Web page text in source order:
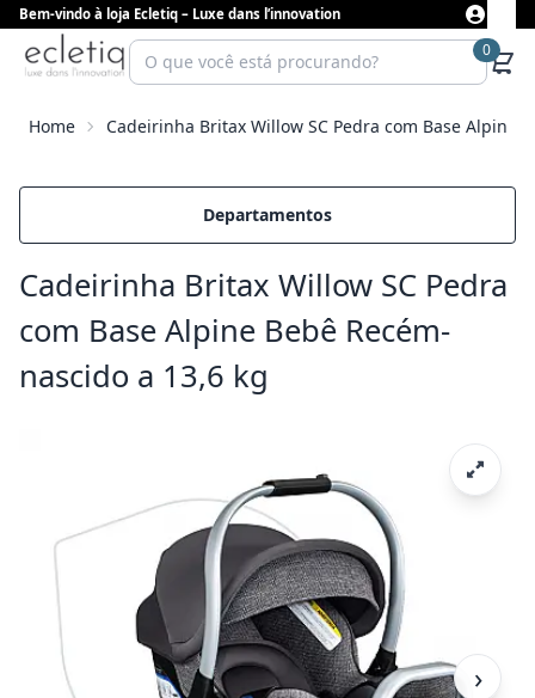
Bem-vindo à loja Ecletiq – Luxe dans l’innovation
0
Home Cadeirinha Britax Willow SC Pedra com Base Alpine
Departamentos
Cadeirinha Britax Willow SC Pedra
com Base Alpine Bebê Recém-
nascido a 13,6 kg
›